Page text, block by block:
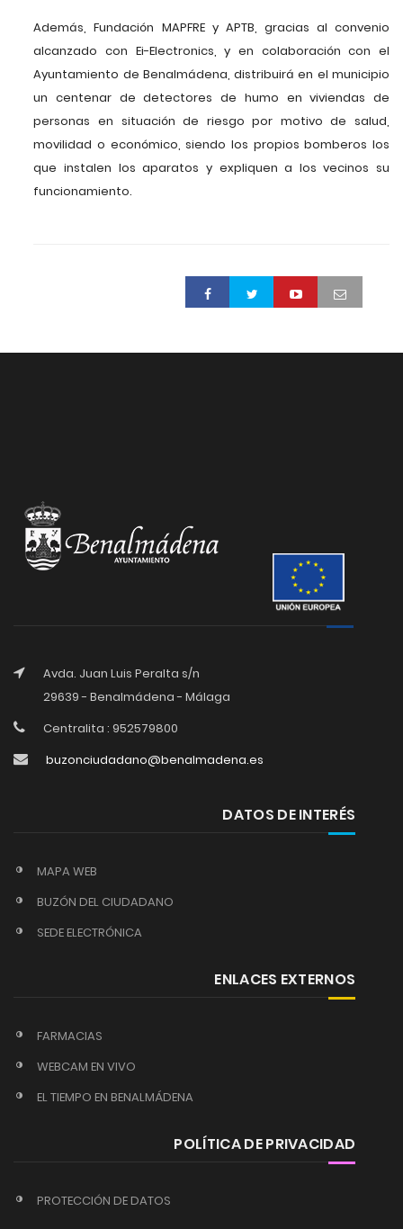
Además, Fundación MAPFRE y APTB, gracias al convenio
alcanzado con Ei-Electronics, y en colaboración con el
Ayuntamiento de Benalmádena, distribuirá en el municipio
un centenar de detectores de humo en viviendas de
personas en situación de riesgo por motivo de salud,
movilidad o económico, siendo los propios bomberos los
que instalen los aparatos y expliquen a los vecinos su
funcionamiento.
Avda. Juan Luis Peralta s/n
29639 - Benalmádena - Málaga
Centralita : 952579800
buzonciudadano@benalmadena.es
DATOS DE INTERÉS
MAPA WEB
BUZÓN DEL CIUDADANO
SEDE ELECTRÓNICA
ENLACES EXTERNOS
FARMACIAS
WEBCAM EN VIVO
EL TIEMPO EN BENALMÁDENA
POLÍTICA DE PRIVACIDAD
PROTECCIÓN DE DATOS